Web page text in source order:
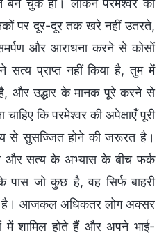
पर दूर-दूर तक खरे नहीं उतरते,
और आराधना करने से कोसों
सत्य प्राप्त नहीं किया है, तुम में
है, और उद्धार के मानक पूरे करने से
कि परमेश्वर की अपेक्षाएँ पूरी
से सुसज्जित होने की जरूरत है।
और सत्य के अभ्यास के बीच फर्क
पास जो कुछ है, वह सिर्फ बाहरी
है। आजकल अधिकतर लोग अक्सर
में शामिल होते हैं और अपने भाई-